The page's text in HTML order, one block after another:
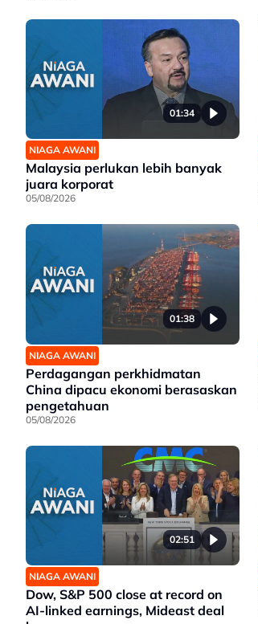
01:34
NIAGA AWANI
Malaysia perlukan lebih banyak
juara korporat
05/08/2026
01:38
NIAGA AWANI
Perdagangan perkhidmatan
China dipacu ekonomi berasaskan
pengetahuan
05/08/2026
02:51
NIAGA AWANI
Dow, S&P 500 close at record on
AI-linked earnings, Mideast deal